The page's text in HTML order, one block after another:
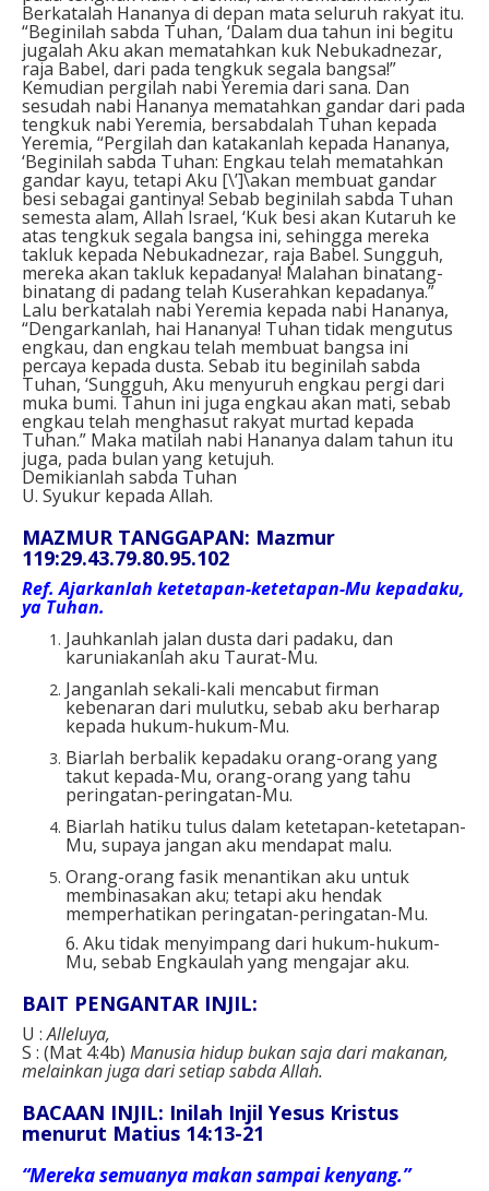
Berkatalah Hananya di depan mata seluruh rakyat itu.
“Beginilah sabda Tuhan, ‘Dalam dua tahun ini begitu
jugalah Aku akan mematahkan kuk Nebukadnezar,
raja Babel, dari pada tengkuk segala bangsa!”
Kemudian pergilah nabi Yeremia dari sana. Dan
sesudah nabi Hananya mematahkan gandar dari pada
tengkuk nabi Yeremia, bersabdalah Tuhan kepada
Yeremia, “Pergilah dan katakanlah kepada Hananya,
‘Beginilah sabda Tuhan: Engkau telah mematahkan
gandar kayu, tetapi Aku [\’]\akan membuat gandar
besi sebagai gantinya! Sebab beginilah sabda Tuhan
semesta alam, Allah Israel, ‘Kuk besi akan Kutaruh ke
atas tengkuk segala bangsa ini, sehingga mereka
takluk kepada Nebukadnezar, raja Babel. Sungguh,
mereka akan takluk kepadanya! Malahan binatang-
binatang di padang telah Kuserahkan kepadanya.”
Lalu berkatalah nabi Yeremia kepada nabi Hananya,
“Dengarkanlah, hai Hananya! Tuhan tidak mengutus
engkau, dan engkau telah membuat bangsa ini
percaya kepada dusta. Sebab itu beginilah sabda
Tuhan, ‘Sungguh, Aku menyuruh engkau pergi dari
muka bumi. Tahun ini juga engkau akan mati, sebab
engkau telah menghasut rakyat murtad kepada
Tuhan.” Maka matilah nabi Hananya dalam tahun itu
juga, pada bulan yang ketujuh.
Demikianlah sabda Tuhan
U. Syukur kepada Allah.
MAZMUR TANGGAPAN: Mazmur
119:29.43.79.80.95.102
Ref. Ajarkanlah ketetapan-ketetapan-Mu kepadaku,
ya Tuhan.
Jauhkanlah jalan dusta dari padaku, dan
karuniakanlah aku Taurat-Mu.
Janganlah sekali-kali mencabut firman
kebenaran dari mulutku, sebab aku berharap
kepada hukum-hukum-Mu.
Biarlah berbalik kepadaku orang-orang yang
takut kepada-Mu, orang-orang yang tahu
peringatan-peringatan-Mu.
Biarlah hatiku tulus dalam ketetapan-ketetapan-
Mu, supaya jangan aku mendapat malu.
Orang-orang fasik menantikan aku untuk
membinasakan aku; tetapi aku hendak
memperhatikan peringatan-peringatan-Mu.
6. Aku tidak menyimpang dari hukum-hukum-
Mu, sebab Engkaulah yang mengajar aku.
BAIT PENGANTAR INJIL:
U :Alleluya,
S : (Mat 4:4b) Manusia hidup bukan saja dari makanan,
melainkan juga dari setiap sabda Allah.
BACAAN INJIL: Inilah Injil Yesus Kristus
menurut Matius 14:13-21
“Mereka semuanya makan sampai kenyang.”